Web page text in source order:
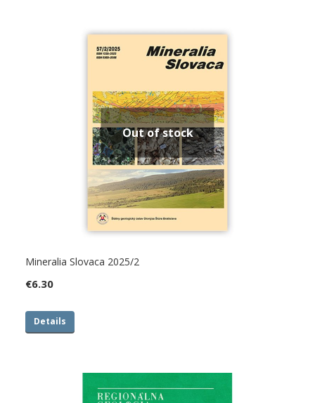
Out of stock
Mineralia Slovaca 2025/2
€6.30
Details